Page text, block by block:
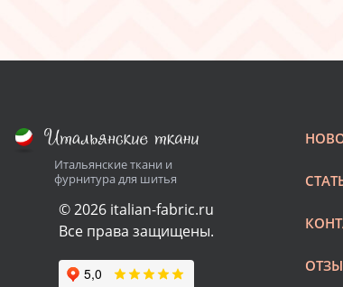
Итальянские ткани и
фурнитура для шитья
© 2026 italian-fabric.ru
Все права защищены.